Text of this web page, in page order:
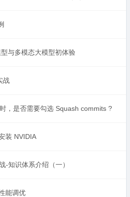
与多模态大模型初体验
战
，是否需要勾选 Squash commits ?
装 NVIDIA
-知识体系介绍（一）
能调优